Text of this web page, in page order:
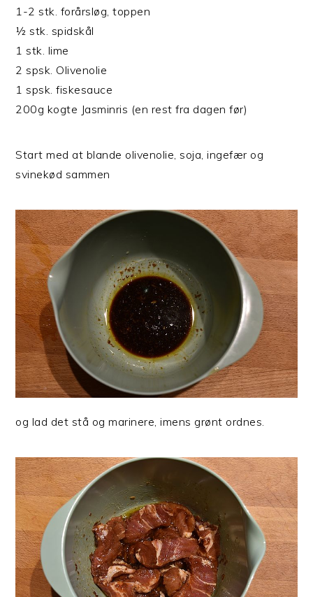
1-2 stk. forårsløg, toppen
½ stk. spidskål
1 stk. lime
2 spsk. Olivenolie
1 spsk. fiskesauce
200g kogte Jasminris (en rest fra dagen før)
Start med at blande olivenolie, soja, ingefær og
svinekød sammen
og lad det stå og marinere, imens grønt ordnes.